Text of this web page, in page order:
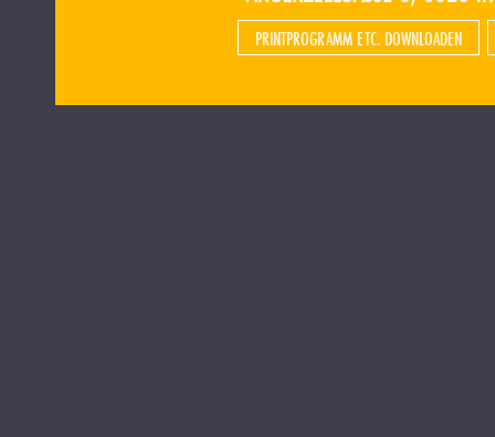
PRINTPROGRAMM ETC. DOWNLOADEN